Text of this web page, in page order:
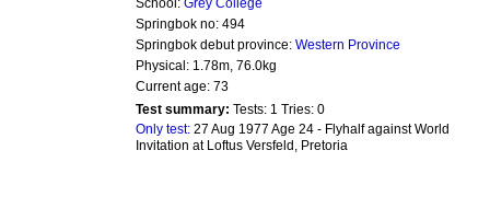
School: Grey College
Springbok no: 494
Springbok debut province: Western Province
Physical: 1.78m, 76.0kg
Current age: 73
Test summary: Tests: 1 Tries: 0
Only test: 27 Aug 1977 Age 24 - Flyhalf against World
Invitation at Loftus Versfeld, Pretoria